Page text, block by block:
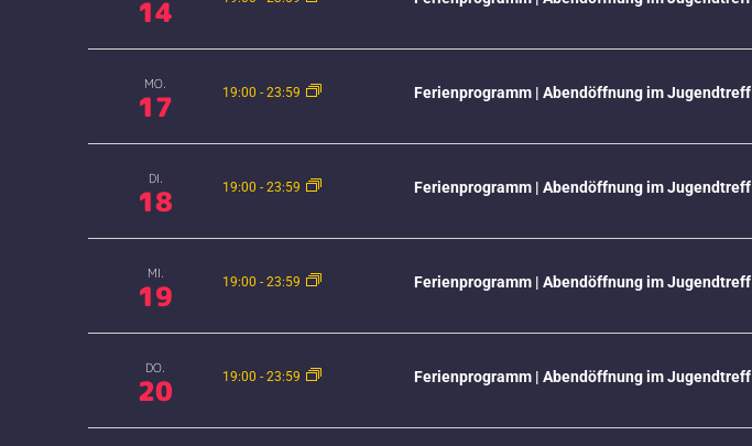
14
MO.
17 19:00 - 23:59 Ferienprogramm | Abendöffnung im Jugendtreff
DI.
18 19:00 - 23:59 Ferienprogramm | Abendöffnung im Jugendtreff
MI.
19 19:00 - 23:59 Ferienprogramm | Abendöffnung im Jugendtreff
DO.
20 19:00 - 23:59 Ferienprogramm | Abendöffnung im Jugendtreff